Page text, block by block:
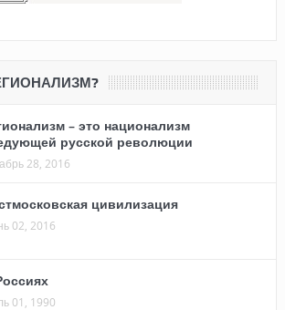
– это национализм
русской революции
28, 2016
цивилизация
02, 2016
01, 1990